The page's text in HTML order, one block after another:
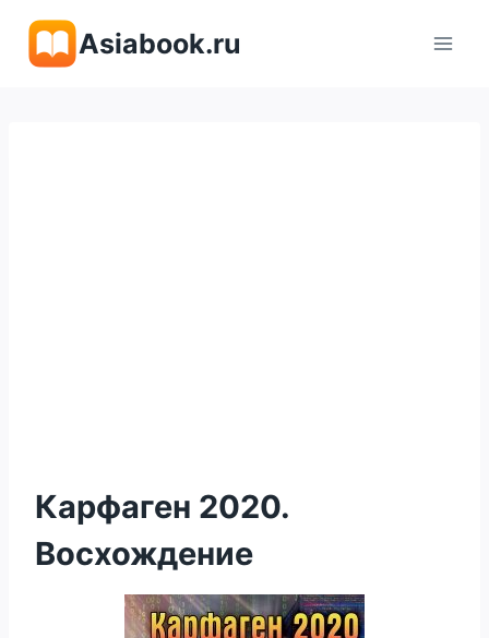
содержимому
Asiabook.ru
Карфаген 2020.
Восхождение